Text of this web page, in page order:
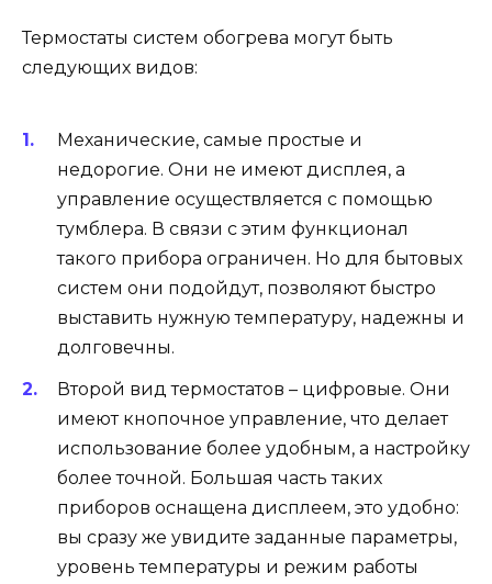
Термостаты систем обогрева могут быть
следующих видов:
Механические, самые простые и
недорогие. Они не имеют дисплея, а
управление осуществляется с помощью
тумблера. В связи с этим функционал
такого прибора ограничен. Но для бытовых
систем они подойдут, позволяют быстро
выставить нужную температуру, надежны и
долговечны.
Второй вид термостатов – цифровые. Они
имеют кнопочное управление, что делает
использование более удобным, а настройку
более точной. Большая часть таких
приборов оснащена дисплеем, это удобно:
вы сразу же увидите заданные параметры,
уровень температуры и режим работы